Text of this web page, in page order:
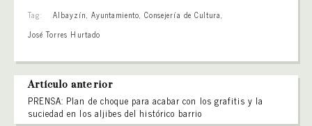
Tag: Albayzín, Ayuntamiento,Consejería de Cultura,
José Torres Hurtado
Artículo anterior
PRENSA: Plan de choque para acabar con los grafitis y la
suciedad en los aljibes del histórico barrio